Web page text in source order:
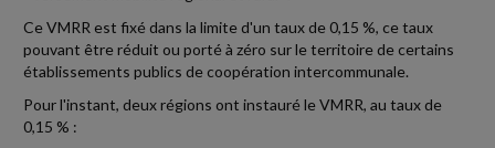
Ce VMRR est fixé dans la limite d'un taux de 0,15 %, ce taux
pouvant être réduit ou porté à zéro sur le territoire de certains
établissements publics de coopération intercommunale.
Pour l'instant, deux régions ont instauré le VMRR, au taux de
0,15 % :